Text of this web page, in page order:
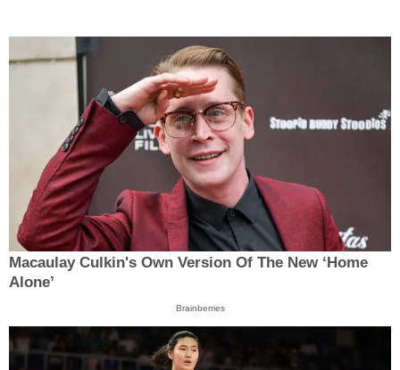
Macaulay Culkin's Own Version Of The New ‘Home
Alone’
Brainberries